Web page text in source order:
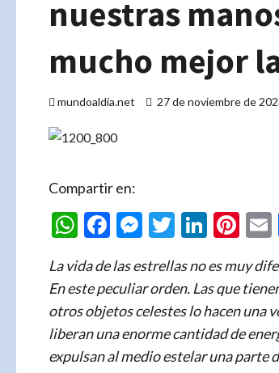
nuestras
mucho mejor
mundoaldia.net 27 de noviembre de
Compartir en:
WhatsApp
Facebook
Messenger
Twitter
La vida de las estrellas no es muy
En este peculiar orden. Las que
otros objetos celestes lo hacen una
liberan una enorme cantidad de
expulsan al medio estelar una parte